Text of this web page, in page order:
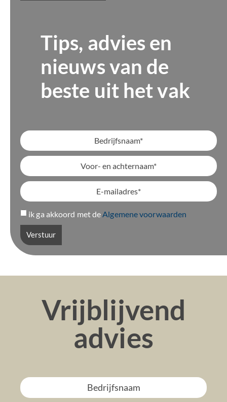
Tips, advies en
nieuws van de
beste uit het vak
ik ga akkoord met deAlgemene voorwaarden
Verstuur
Vrijblijvend
advies